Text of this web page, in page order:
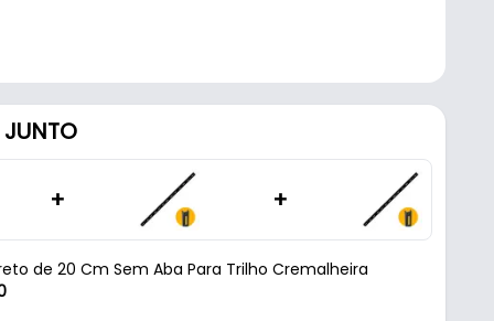
+ +
de 20 Cm Sem Aba Para Trilho Cremalheira